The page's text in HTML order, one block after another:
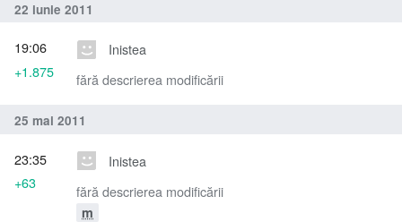
22 iunie 2011
Inistea
fără descrierea modificării
19:06
+1.875
25 mai 2011
Inistea
fără descrierea modificării
m
23:35
+63